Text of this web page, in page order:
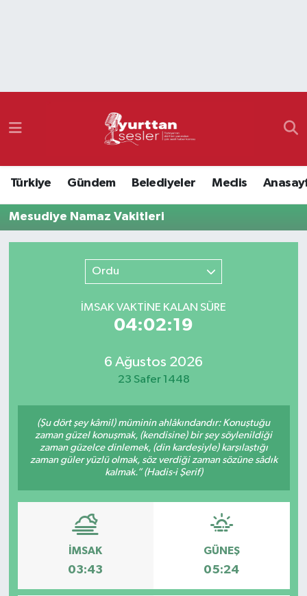
Türkiye Gündem Belediyeler Meclis
Mesudiye Namaz Vakitleri
Ordu
İMSAK VAKTİNE KALAN SÜRE
04:02:19
6 Ağustos 2026
23 Safer 1448
(Şu dört şey kâmil) müminin ahlâkındandır: Konuştuğu
zaman güzel konuşmak, (kendisine) bir şey söylenildiği
zaman güzelce dinlemek, (din kardeşiyle) karşılaştığı
zaman güler yüzlü olmak, söz verdiği zaman sözüne sâdık
kalmak.” (Hadis-i Şerif)
İMSAK
03:43
GÜNEŞ
05:24
Namaz Vakitleri
Süper Lig Puan Durumu ve Fikstür
Son Dakika Haberleri